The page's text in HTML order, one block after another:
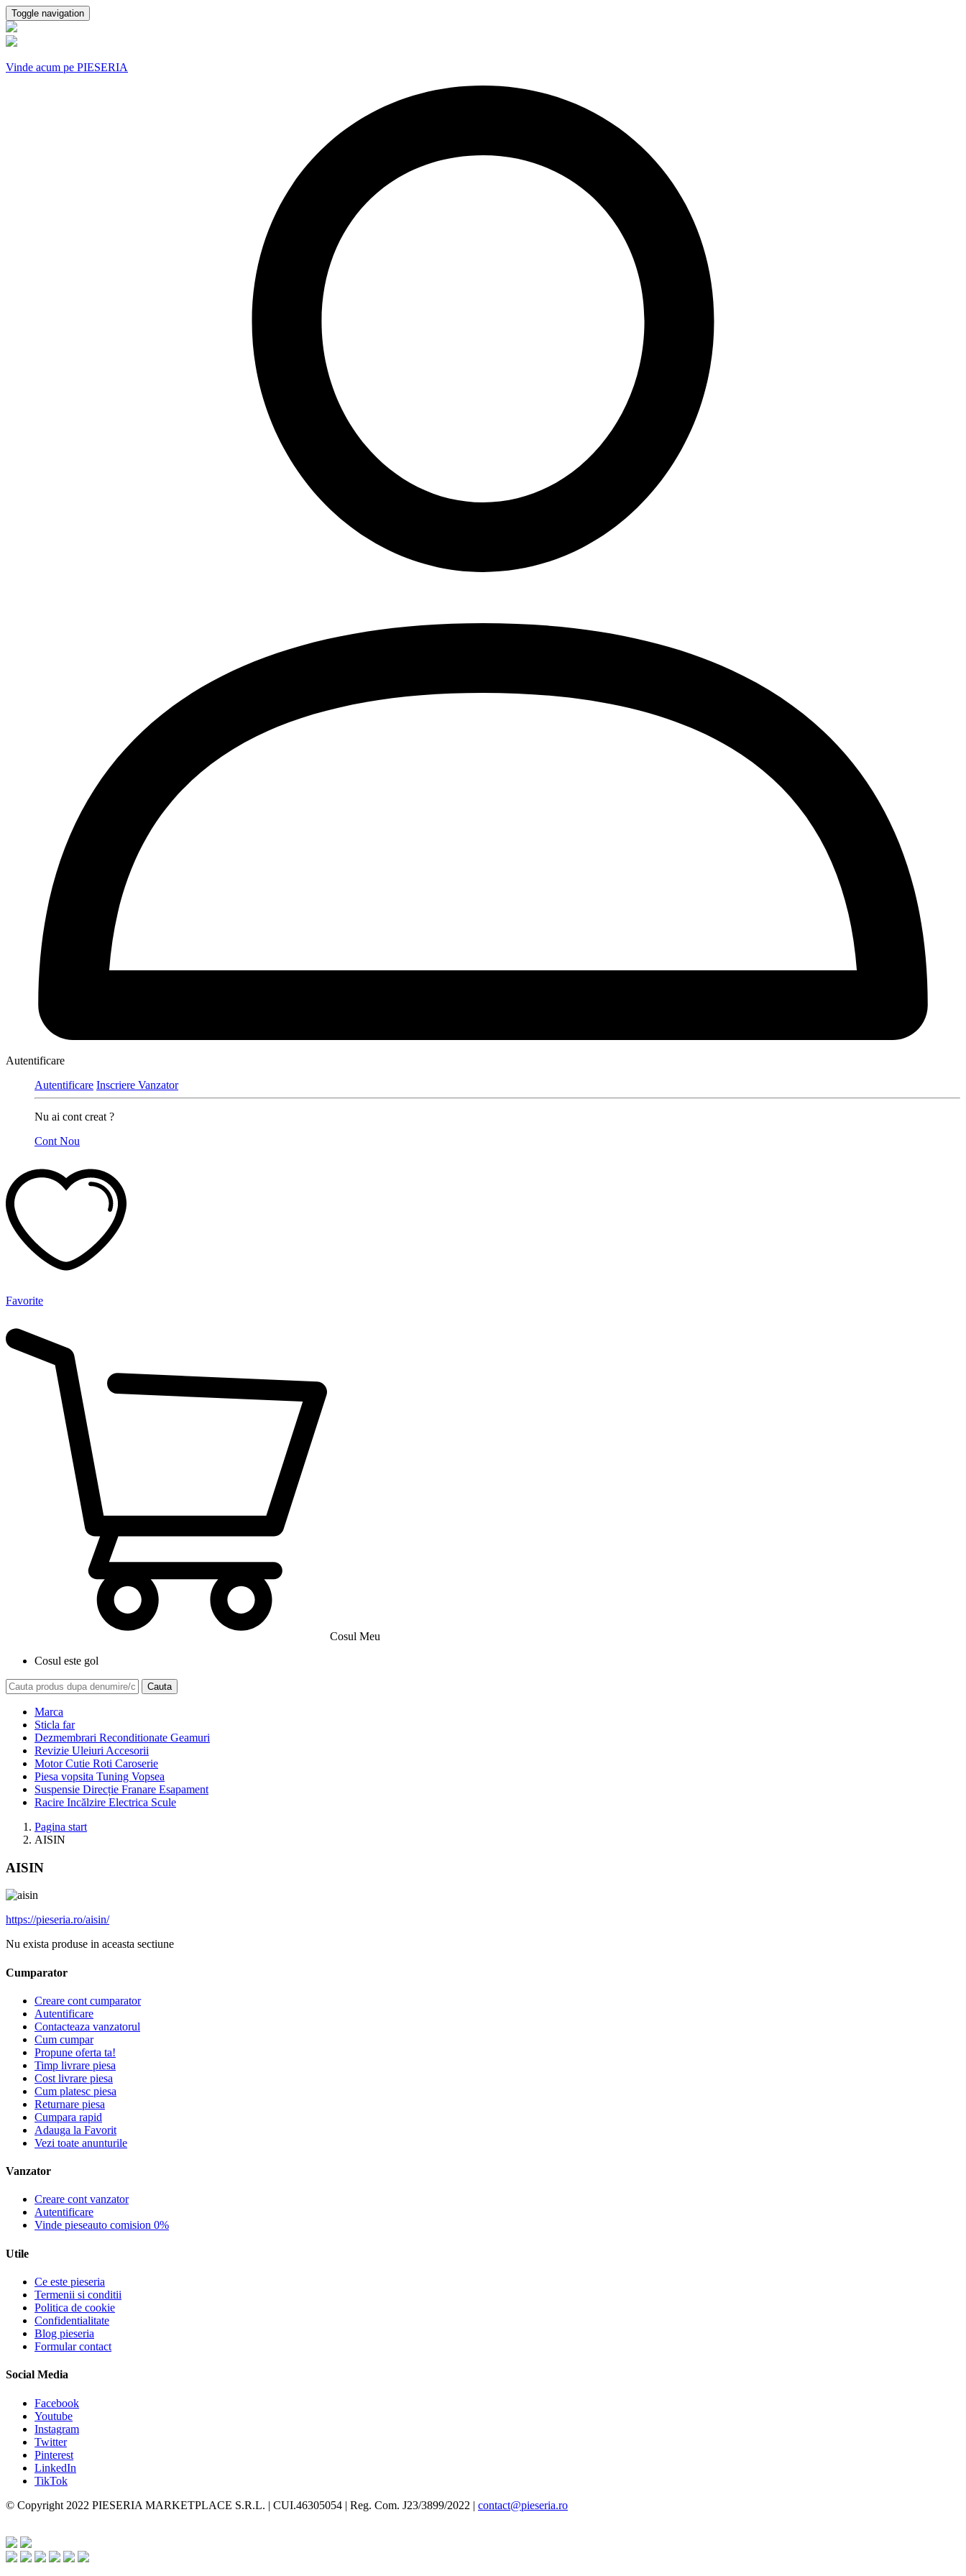
Toggle navigation
Vinde acum pe PIESERIA
Autentificare
Autentificare Inscriere Vanzator
Nu ai cont creat ?
Cont Nou
Favorite
Cosul Meu
Cosul este gol
Cauta
Marca
Sticla far
Dezmembrari Reconditionate Geamuri
Revizie Uleiuri Accesorii
Motor Cutie Roti Caroserie
Piesa vopsita Tuning Vopsea
Suspensie Direcție Franare Esapament
Racire Incălzire Electrica Scule
Pagina start
AISIN
AISIN
https://pieseria.ro/aisin/
Nu exista produse in aceasta sectiune
Cumparator
Creare cont cumparator
Autentificare
Contacteaza vanzatorul
Cum cumpar
Propune oferta ta!
Timp livrare piesa
Cost livrare piesa
Cum platesc piesa
Returnare piesa
Cumpara rapid
Adauga la Favorit
Vezi toate anunturile
Vanzator
Creare cont vanzator
Autentificare
Vinde pieseauto comision 0%
Utile
Ce este pieseria
Termenii si conditii
Politica de cookie
Confidentialitate
Blog pieseria
Formular contact
Social Media
Facebook
Youtube
Instagram
Twitter
Pinterest
LinkedIn
TikTok
© Copyright 2022 PIESERIA MARKETPLACE S.R.L. | CUI.46305054 | Reg. Com. J23/3899/2022 | contact@pieseria.ro